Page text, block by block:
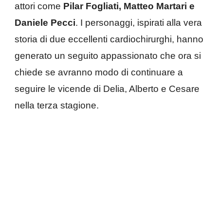
attori come Pilar Fogliati, Matteo Martari e
Daniele Pecci. I personaggi, ispirati alla vera
storia di due eccellenti cardiochirurghi, hanno
generato un seguito appassionato che ora si
chiede se avranno modo di continuare a
seguire le vicende di Delia, Alberto e Cesare
nella terza stagione.